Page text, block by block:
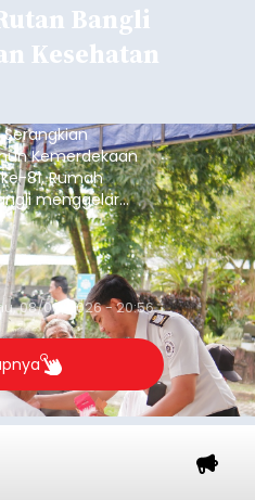
Bangli
Kesehatan
Serangkian
Kemerdekaan
81, Rumah
menggelar
gratis, Rabu
08/06/2026 - 20:56